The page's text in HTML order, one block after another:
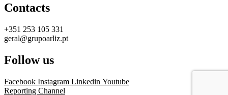
Contacts
+351 253 105 331
geral@grupoarliz.pt
Follow us
Facebook Instagram Linkedin Youtube
Reporting Channel